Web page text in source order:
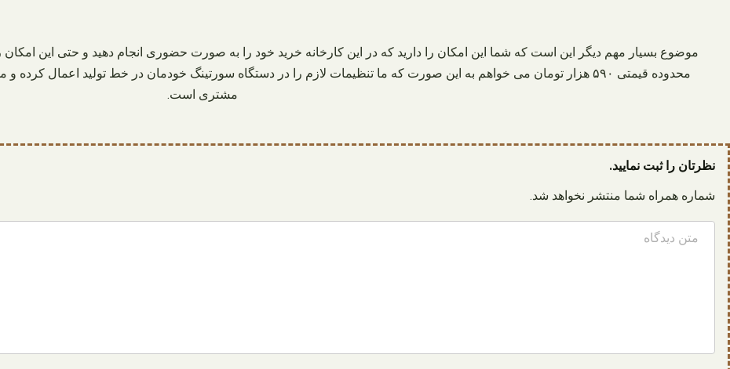
موضوع بسیار مهم دیگر این است که شما این امکان را دارید که در این کارخانه خرید خود را به صورت حضوری انجام دهید و حتی این امکان
محدوده قیمتی ۵۹۰ هزار تومان می‌ خواهم به این صورت که ما تنظیمات لازم را در دستگاه سورتینگ خودمان در خط تولید
مشتری است.
نظرتان را ثبت نمایید.
شماره همراه شما منتشر نخواهد شد.